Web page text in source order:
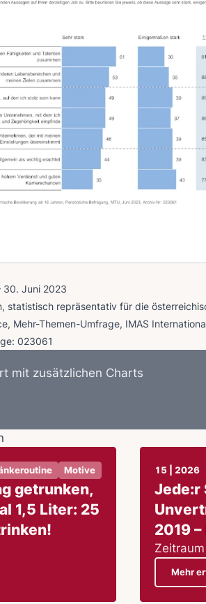
30. Juni 2023
statistisch repräsentativ für die
Mehr-Themen-Umfrage, IMAS
023061
mit zusätzlichen Charts
Motive
getrunken,
1,5 Liter: 25
15 | 2026
Jede:r
2019
Mehr